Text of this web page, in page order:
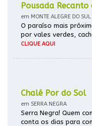
Pousada Recanto
em MONTE ALEGRE DO SUL
O paraíso mais
por vales verdes,
CLIQUE AQUI
Chalé Por do Sol
em SERRA NEGRA
Serra Negra! Quem
conta os dias para